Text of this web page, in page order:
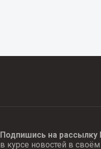
Подпишись на рассылку
в курсе новостей в своём